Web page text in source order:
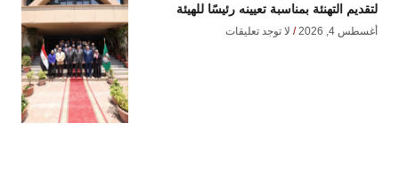
لتقديم التهنئة بمناسبة تعيينه رئيسًا للهيئة
أغسطس 4, 2026 لا توجد تعليقات